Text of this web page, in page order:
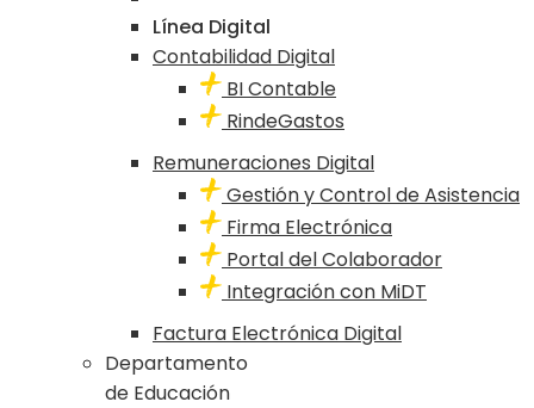
Línea Digital
Contabilidad Digital
BI Contable
RindeGastos
Remuneraciones Digital
Gestión y Control de Asistencia
Firma Electrónica
Portal del Colaborador
Integración con MiDT
Factura Electrónica Digital
Departamento
de Educación